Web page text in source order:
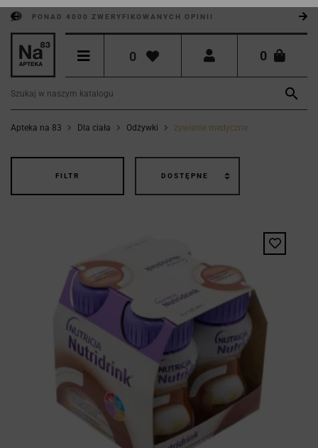
PONAD 4000 ZWERYFIKOWANYCH OPINII
0 0

Apteka na 83 Dla ciała Odżywki żywienie medyczne
FILTR